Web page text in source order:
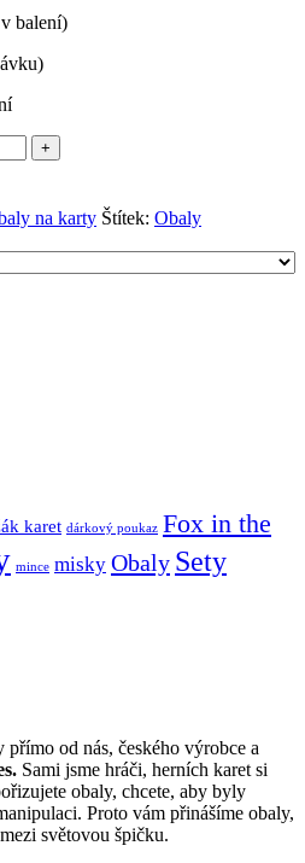
balení)
na karty Štítek: Obaly
karet dárkový poukaz Fox in the
mince misky Obaly Sety
od nás, českého výrobce a
Sami jsme hráči, herních karet si
obaly, chcete, aby byly
Proto vám přinášíme obaly,
světovou špičku.